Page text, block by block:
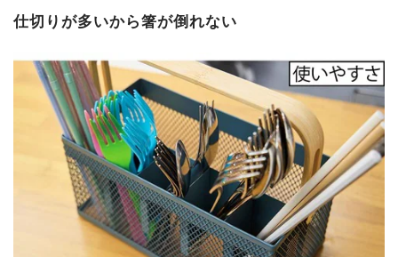
仕切りが多いから箸が倒れない